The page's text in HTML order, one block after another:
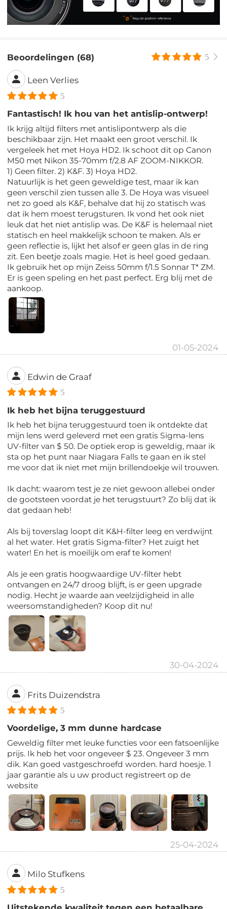
Beoordelingen (68) 5
Leen Verlies
5
Fantastisch! Ik hou van het antislip-ontwerp!
Ik krijg altijd filters met antislipontwerp als die
beschikbaar zijn. Het maakt een groot verschil. Ik
vergeleek het met Hoya HD2. Ik schoot dit op Canon
M50 met Nikon 35-70mm f/2.8 AF ZOOM-NIKKOR.
1) Geen filter. 2) K&F. 3) Hoya HD2.
Natuurlijk is het geen geweldige test, maar ik kan
geen verschil zien tussen alle 3. De Hoya was visueel
net zo goed als K&F, behalve dat hij zo statisch was
dat ik hem moest terugsturen. Ik vond het ook niet
leuk dat het niet antislip was. De K&F is helemaal niet
statisch en heel makkelijk schoon te maken. Als er
geen reflectie is, lijkt het alsof er geen glas in de ring
zit. Een beetje zoals magie. Het is heel goed gedaan.
Ik gebruik het op mijn Zeiss 50mm f/1.5 Sonnar T* ZM.
Er is geen speling en het past perfect. Erg blij met de
aankoop.
01-05-2024
Edwin de Graaf
5
Ik heb het bijna teruggestuurd
Ik heb het bijna teruggestuurd toen ik ontdekte dat
mijn lens werd geleverd met een gratis Sigma-lens
UV-filter van $ 50. De optiek erop is geweldig, maar ik
sta op het punt naar Niagara Falls te gaan en ik stel
me voor dat ik niet met mijn brillendoekje wil trouwen.
Ik dacht: waarom test je ze niet gewoon allebei onder
de gootsteen voordat je het terugstuurt? Zo blij dat ik
dat gedaan heb!
Als bij toverslag loopt dit K&H-filter leeg en verdwijnt
al het water. Het gratis Sigma-filter? Het zuigt het
water! En het is moeilijk om eraf te komen!
Als je een gratis hoogwaardige UV-filter hebt
ontvangen en 24/7 droog blijft, is er geen upgrade
nodig. Hecht je waarde aan veelzijdigheid in alle
weersomstandigheden? Koop dit nu!
30-04-2024
Frits Duizendstra
5
Voordelige, 3 mm dunne hardcase
Geweldig filter met leuke functies voor een fatsoenlijke
prijs. Ik heb het voor ongeveer $ 23. Ongeveer 3 mm
dik. Kan goed vastgeschroefd worden. hard hoesje. 1
jaar garantie als u uw product registreert op de
website
25-04-2024
Milo Stufkens
5